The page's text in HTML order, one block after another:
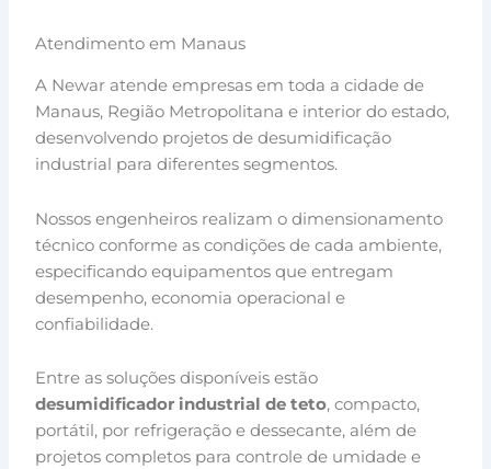
Atendimento em Manaus
A Newar atende empresas em toda a cidade de
Manaus, Região Metropolitana e interior do estado,
desenvolvendo projetos de desumidificação
industrial para diferentes segmentos.
Nossos engenheiros realizam o dimensionamento
técnico conforme as condições de cada ambiente,
especificando equipamentos que entregam
desempenho, economia operacional e
confiabilidade.
Entre as soluções disponíveis estão
desumidificador industrial de teto, compacto,
portátil, por refrigeração e dessecante, além de
projetos completos para controle de umidade e